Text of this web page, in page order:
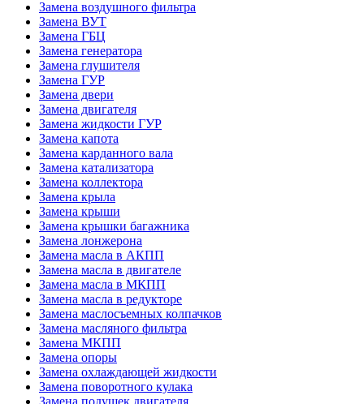
Замена воздушного фильтра
Замена ВУТ
Замена ГБЦ
Замена генератора
Замена глушителя
Замена ГУР
Замена двери
Замена двигателя
Замена жидкости ГУР
Замена капота
Замена карданного вала
Замена катализатора
Замена коллектора
Замена крыла
Замена крыши
Замена крышки багажника
Замена лонжерона
Замена масла в АКПП
Замена масла в двигателе
Замена масла в МКПП
Замена масла в редукторе
Замена маслосъемных колпачков
Замена масляного фильтра
Замена МКПП
Замена опоры
Замена охлаждающей жидкости
Замена поворотного кулака